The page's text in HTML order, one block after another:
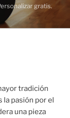
gratis.
tradición
la pasión por el
una pieza